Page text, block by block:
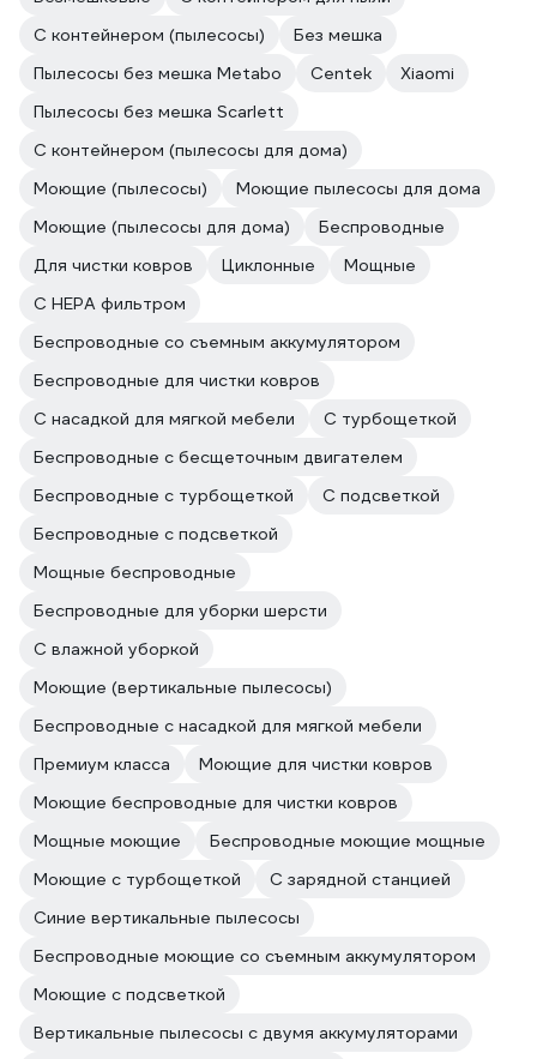
С контейнером (пылесосы)
Без мешка
Пылесосы без мешка Metabo
Centek
Xiaomi
Пылесосы без мешка Scarlett
С контейнером (пылесосы для дома)
Моющие (пылесосы)
Моющие пылесосы для дома
Моющие (пылесосы для дома)
Беспроводные
Для чистки ковров
Циклонные
Мощные
С HEPA фильтром
Беспроводные со съемным аккумулятором
Беспроводные для чистки ковров
С насадкой для мягкой мебели
С турбощеткой
Беспроводные с бесщеточным двигателем
Беспроводные с турбощеткой
С подсветкой
Беспроводные с подсветкой
Мощные беспроводные
Беспроводные для уборки шерсти
С влажной уборкой
Моющие (вертикальные пылесосы)
Беспроводные с насадкой для мягкой мебели
Премиум класса
Моющие для чистки ковров
Моющие беспроводные для чистки ковров
Мощные моющие
Беспроводные моющие мощные
Моющие с турбощеткой
С зарядной станцией
Синие вертикальные пылесосы
Беспроводные моющие со съемным аккумулятором
Моющие с подсветкой
Вертикальные пылесосы с двумя аккумуляторами